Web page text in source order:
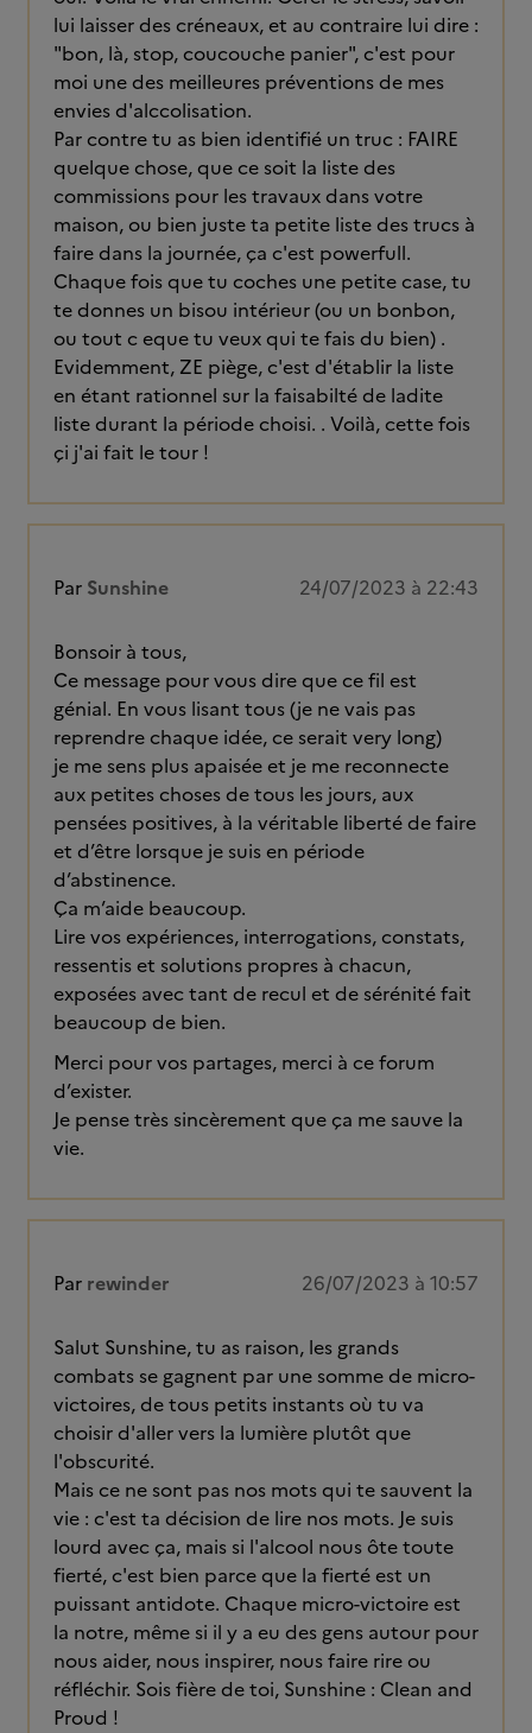
lui laisser des créneaux, et au contraire lui dire :
"bon, là, stop, coucouche panier", c'est pour
moi une des meilleures préventions de mes
envies d'alccolisation.
Par contre tu as bien identifié un truc : FAIRE
quelque chose, que ce soit la liste des
commissions pour les travaux dans votre
maison, ou bien juste ta petite liste des trucs à
faire dans la journée, ça c'est powerfull.
Chaque fois que tu coches une petite case, tu
te donnes un bisou intérieur (ou un bonbon,
ou tout c eque tu veux qui te fais du bien) .
Evidemment, ZE piège, c'est d'établir la liste
en étant rationnel sur la faisabilté de ladite
liste durant la période choisi. . Voilà, cette fois
çi j'ai fait le tour !
Par Sunshine 24/07/2023 à 22:43
Bonsoir à tous,
Ce message pour vous dire que ce fil est
génial. En vous lisant tous (je ne vais pas
reprendre chaque idée, ce serait very long)
je me sens plus apaisée et je me reconnecte
aux petites choses de tous les jours, aux
pensées positives, à la véritable liberté de faire
et d’être lorsque je suis en période
d’abstinence.
Ça m’aide beaucoup.
Lire vos expériences, interrogations, constats,
ressentis et solutions propres à chacun,
exposées avec tant de recul et de sérénité fait
beaucoup de bien.
Merci pour vos partages, merci à ce forum
d’exister.
Je pense très sincèrement que ça me sauve la
vie.
Par rewinder 26/07/2023 à 10:57
Salut Sunshine, tu as raison, les grands
combats se gagnent par une somme de micro-
victoires, de tous petits instants où tu va
choisir d'aller vers la lumière plutôt que
l'obscurité.
Mais ce ne sont pas nos mots qui te sauvent la
vie : c'est ta décision de lire nos mots. Je suis
lourd avec ça, mais si l'alcool nous ôte toute
fierté, c'est bien parce que la fierté est un
puissant antidote. Chaque micro-victoire est
la notre, même si il y a eu des gens autour pour
nous aider, nous inspirer, nous faire rire ou
réfléchir. Sois fière de toi, Sunshine : Clean and
Proud !